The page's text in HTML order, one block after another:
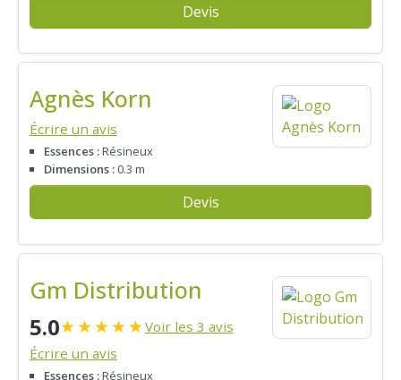
Devis
Agnès Korn
Écrire un avis
Essences :Résineux
Dimensions : 0.3 m
Devis
Gm Distribution
5.0★★★★★Voir les 3 avis
Écrire un avis
Essences :Résineux